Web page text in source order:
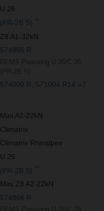
U 26
(PR-2B S)
Z8 A1-32kN
574866 R
574000 R 571004 R14 +7
Mini A2-22kN
Climatrix
Climatrix Rhinalpex
U 26
(PR-2B S)
Mini Z8 A2-22kN
574866 R